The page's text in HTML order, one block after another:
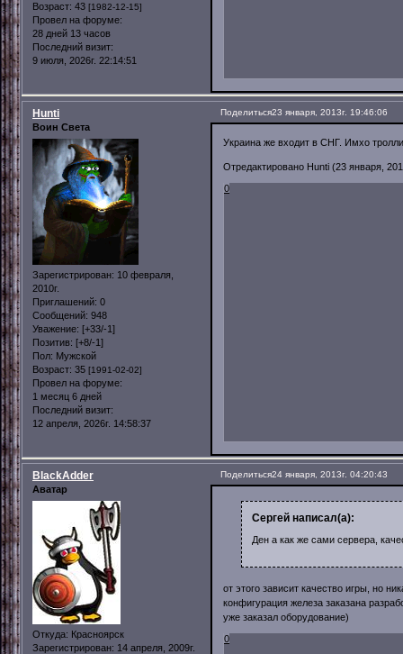
Возраст: 43 [1982-12-15]
Провел на форуме:
28 дней 13 часов
Последний визит:
9 июля, 2026г. 22:14:51
Поделиться23 января, 2013г. 19:46:06
Hunti
Воин Света
Зарегистрирован: 10 февраля,
2010г.
Приглашений: 0
Сообщений: 948
Уважение: [+33/-1]
Позитив: [+8/-1]
Пол: Мужской
Возраст: 35 [1991-02-02]
Провел на форуме:
1 месяц 6 дней
Последний визит:
12 апреля, 2026г. 14:58:37
Украина же входит в СНГ. Имхо
Отредактировано Hunti (23 января,
0
Поделиться24 января, 2013г. 04:20:43
BlackAdder
Аватар
Откуда: Красноярск
Зарегистрирован: 14 апреля, 2009г.
Сергей написал(а):
Ден а как же сами сервера,
от этого зависит качество игры, но
конфигурация железа заказана
уже заказал оборудование)
0